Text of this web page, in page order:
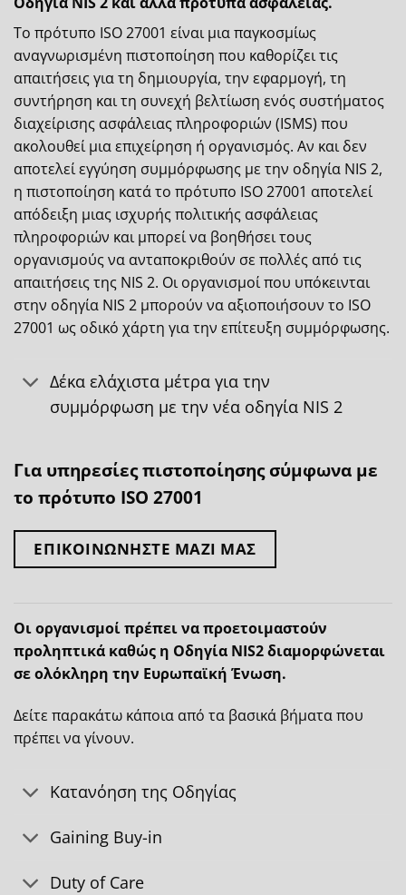
Το πρότυπο ISO 27001 είναι μια παγκοσμίως
αναγνωρισμένη πιστοποίηση που καθορίζει τις
απαιτήσεις για τη δημιουργία, την εφαρμογή, τη
συντήρηση και τη συνεχή βελτίωση ενός συστήματος
διαχείρισης ασφάλειας πληροφοριών (ISMS) που
ακολουθεί μια επιχείρηση ή οργανισμός. Αν και δεν
αποτελεί εγγύηση συμμόρφωσης με την οδηγία NIS 2,
η πιστοποίηση κατά το πρότυπο ISO 27001 αποτελεί
απόδειξη μιας ισχυρής πολιτικής ασφάλειας
πληροφοριών και μπορεί να βοηθήσει τους
οργανισμούς να ανταποκριθούν σε πολλές από τις
απαιτήσεις της NIS 2. Οι οργανισμοί που υπόκεινται
στην οδηγία NIS 2 μπορούν να αξιοποιήσουν το ISO
27001 ως οδικό χάρτη για την επίτευξη συμμόρφωσης.
Δέκα ελάχιστα μέτρα για την
συμμόρφωση με την νέα οδηγία NIS 2
Για υπηρεσίες πιστοποίησης σύμφωνα με
το πρότυπο ISO 27001
ΕΠΙΚΟΙΝΩΝΉΣΤΕ ΜΑΖΊ ΜΑΣ
Οι οργανισμοί πρέπει να προετοιμαστούν
προληπτικά καθώς η Οδηγία NIS2 διαμορφώνεται
σε ολόκληρη την Ευρωπαϊκή Ένωση.
Δείτε παρακάτω κάποια από τα βασικά βήματα που
πρέπει να γίνουν.
Κατανόηση της Οδηγίας
Gaining Buy-in
Duty of Care